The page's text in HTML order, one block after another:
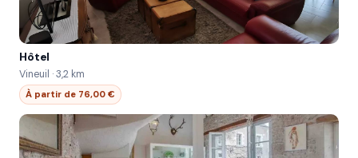
Hôtel
Vineuil · 3,2 km
À partir de 76,00 €